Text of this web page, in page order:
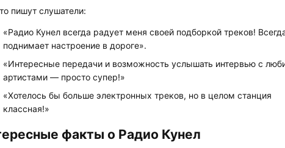
пишут слушатели:
«Радио Кунел всегда радует меня своей подборкой треков!
поднимает настроение в дороге».
«Интересные передачи и возможность услышать интервью с
артистами — просто супер!»
«Хотелось бы больше электронных треков, но в целом станция
классная!»
факты о Радио Кунел